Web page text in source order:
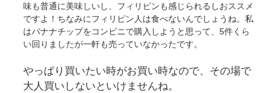
味も普通に美味しいし、フィリピンも感じられるしおススメ
ですよ！ちなみにフィリピン人は食べないんでしょうね。私
はバナナチップをコンビニで購入しようと思って、5件くら
い回りましたが一軒も売っていなかったです。
やっぱり買いたい時がお買い時なので、その場で
大人買いしないといけませんね。